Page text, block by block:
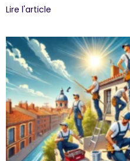
Lire l'article